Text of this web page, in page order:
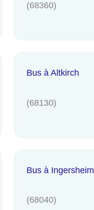
(68360)
Bus à Altkirch
(68130)
Bus à Ingersheim
(68040)